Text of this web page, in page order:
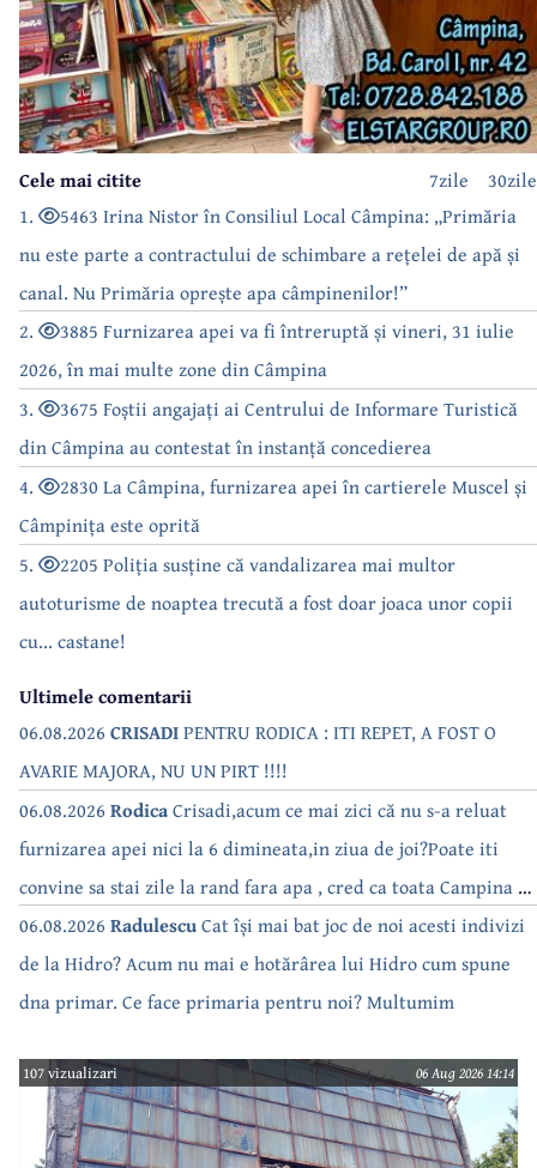
30zile
7zile
Cele mai citite
1.
5463 Irina Nistor în Consiliul Local Câmpina: „Primăria
nu este parte a contractului de schimbare a rețelei de apă și
canal. Nu Primăria oprește apa câmpinenilor!”
2.
3885 Furnizarea apei va fi întreruptă și vineri, 31 iulie
2026, în mai multe zone din Câmpina
3.
3675 Foștii angajați ai Centrului de Informare Turistică
din Câmpina au contestat în instanță concedierea
4.
2830 La Câmpina, furnizarea apei în cartierele Muscel și
Câmpinița este oprită
5.
2205 Poliția susține că vandalizarea mai multor
autoturisme de noaptea trecută a fost doar joaca unor copii
cu... castane!
Ultimele comentarii
06.08.2026 CRISADIPENTRU RODICA : ITI REPET, A FOST O
AVARIE MAJORA, NU UN PIRT !!!!
06.08.2026 RodicaCrisadi,acum ce mai zici că nu s-a reluat
furnizarea apei nici la 6 dimineata,in ziua de joi?Poate iti
convine sa stai zile la rand fara apa , cred ca toata Campina s-
a săturat de cate ori se tot oprește apa!!
06.08.2026 RadulescuCat își mai bat joc de noi acesti indivizi
de la Hidro? Acum nu mai e hotărârea lui Hidro cum spune
dna primar. Ce face primaria pentru noi? Multumim
107 vizualizari 06 Aug 2026 14:14